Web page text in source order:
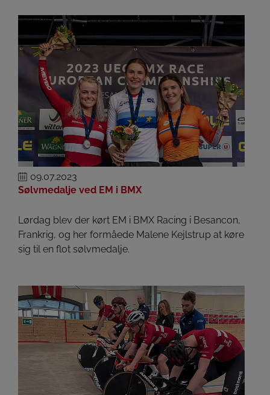
09.07.2023
Sølvmedalje ved EM i BMX
Lørdag blev der kørt EM i BMX Racing i Besancon,
Frankrig, og her formåede Malene Kejlstrup at køre
sig til en flot sølvmedalje.